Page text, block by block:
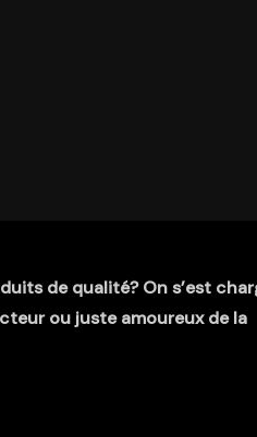
de qualité? On s’est
ou juste amoureux de la